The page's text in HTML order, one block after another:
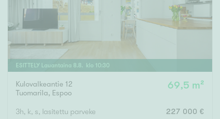
ESITTELY Lauantaina 8 . 8 . klo 10:30
Kulovalkeantie 12
Tuomarila, Espoo
69,5 m²
3h, k, s, lasitettu parveke 227 000 €